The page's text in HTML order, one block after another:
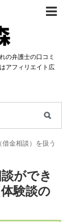
の弁護士の口コミ
フィリエイト広
金相談）を扱う
ができ
験談の